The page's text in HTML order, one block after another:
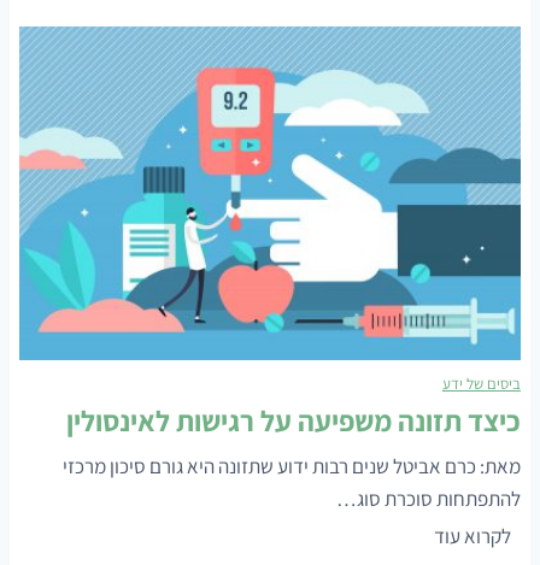
ן
ל
ת
ז
ו
נ
ק
ו
ד
ה
מ
ז
ו
ו
ע
א
מ
צ
ב
ביסים של ידע
כיצד תזונה משפיעה על רגישות לאינסולין
מאת: כרם אביטל שנים רבות ידוע שתזונה היא גורם סיכון מרכזי
להתפתחות סוכרת סוג…
לקרוא עוד